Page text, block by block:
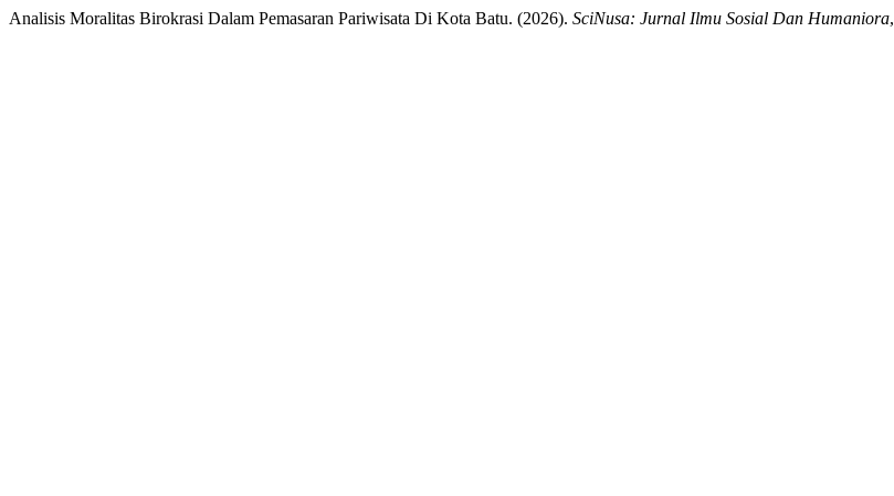
Analisis Moralitas Birokrasi Dalam Pemasaran Pariwisata Di Kota Batu. (2026). SciNusa: Jurnal Ilmu Sosial Dan Humaniora,